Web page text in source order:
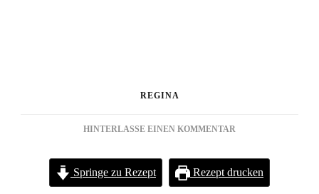
REGINA
HINTERLASSE EINEN KOMMENTAR
ALS
MEAL
PREP
Springe zu Rezept Rezept drucken